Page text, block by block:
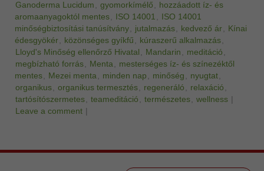
Ganoderma Lucidum , gyomorkímélő , hozzáadott íz- és
aromaanyagoktól mentes, ISO 14001 ,
ISO 14001
minőségbiztosítási tanúsítvány, jutalmazás, kedvező ár, Kínai
édesgyökér, közönséges gyíkfű , kúraszerű alkalmazás,
Lloyd's Minőség ellenőrző Hivatal , Mandarin , meditáció ,
megbízható forrás, Menta, mesterséges íz- és színezéktől
mentes, Mezei menta, minden nap , minőség , nyugtat,
organikus, organikus termesztés, regeneráló , relaxáció ,
tartósítószermetes, teameditáció , természetes, wellness
Leave a comment